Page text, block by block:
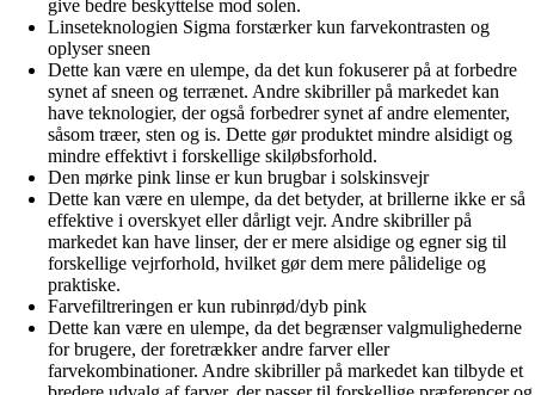
give bedre beskyttelse mod solen.
Linseteknologien Sigma forstærker kun farvekontrasten og
oplyser sneen
Dette kan være en ulempe, da det kun fokuserer på at forbedre
synet af sneen og terrænet. Andre skibriller på markedet kan
have teknologier, der også forbedrer synet af andre elementer,
såsom træer, sten og is. Dette gør produktet mindre alsidigt og
mindre effektivt i forskellige skiløbsforhold.
Den mørke pink linse er kun brugbar i solskinsvejr
Dette kan være en ulempe, da det betyder, at brillerne ikke er så
effektive i overskyet eller dårligt vejr. Andre skibriller på
markedet kan have linser, der er mere alsidige og egner sig til
forskellige vejrforhold, hvilket gør dem mere pålidelige og
praktiske.
Farvefiltreringen er kun rubinrød/dyb pink
Dette kan være en ulempe, da det begrænser valgmulighederne
for brugere, der foretrækker andre farver eller
farvekombinationer. Andre skibriller på markedet kan tilbyde et